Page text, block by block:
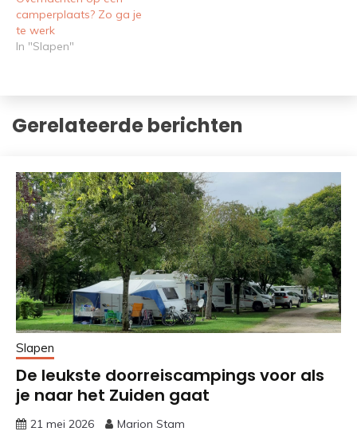
camperplaats? Zo ga je
te werk
In "Slapen"
Gerelateerde berichten
Slapen
De leukste doorreiscampings voor als
je naar het Zuiden gaat
21 mei 2026 Marion Stam